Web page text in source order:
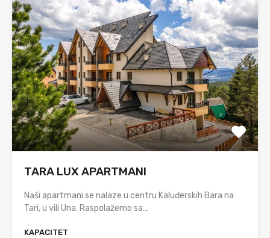
TARA LUX APARTMANI
Naši apartmani se nalaze u centru Kaluđerskih Bara na
Tari, u vili Una. Raspolažemo sa…
KAPACITET